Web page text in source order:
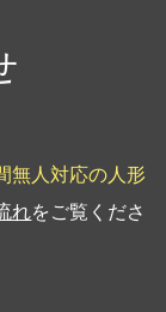
無人対応の人形
れをご覧くださ